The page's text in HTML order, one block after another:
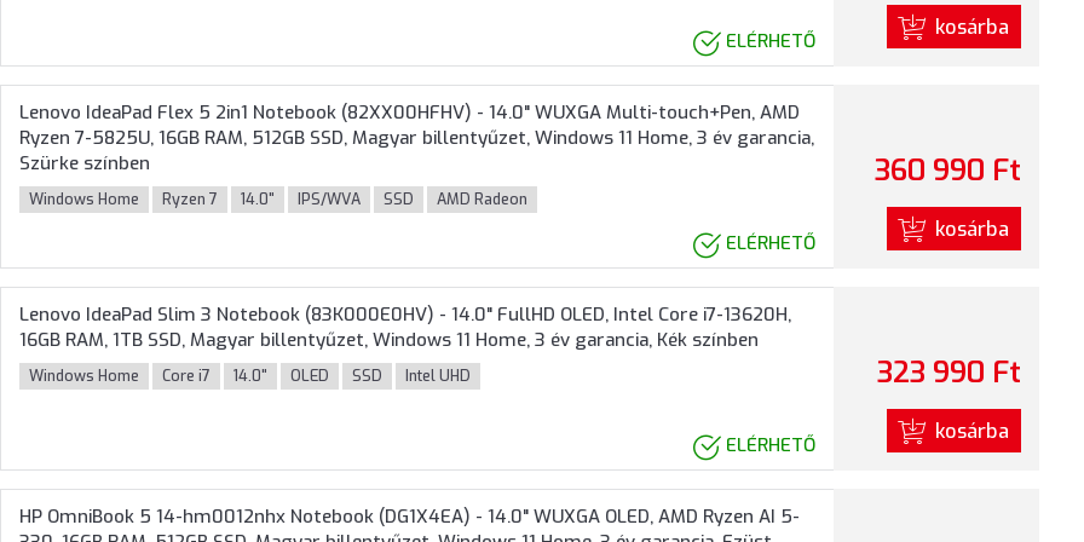
ELÉRHETŐ
kosárba
Lenovo IdeaPad Flex 5 2in1 Notebook (82XX00HFHV) - 14.0" WUXGA Multi-touch+Pen, AMD
Ryzen 7-5825U, 16GB RAM, 512GB SSD, Magyar billentyűzet, Windows 11 Home, 3 év garancia,
Szürke színben
Windows Home Ryzen 7 14.0" IPS/WVA SSD AMD Radeon
ELÉRHETŐ
360 990 Ft
kosárba
Lenovo IdeaPad Slim 3 Notebook (83K000E0HV) - 14.0" FullHD OLED, Intel Core i7-13620H,
16GB RAM, 1TB SSD, Magyar billentyűzet, Windows 11 Home, 3 év garancia, Kék színben
Windows Home Core i7 14.0" OLED SSD Intel UHD
ELÉRHETŐ
323 990 Ft
kosárba
HP OmniBook 5 14-hm0012nhx Notebook (DG1X4EA) - 14.0" WUXGA OLED, AMD Ryzen AI 5-